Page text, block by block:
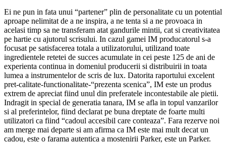
Ei ne pun in fata unui “partener” plin de personalitate cu un potential
aproape nelimitat de a ne inspira, a ne tenta si a ne provoaca in
acelasi timp sa ne transferam atat gandurile mintii, cat si creativitatea
pe hartie cu ajutorul scrisului. In cazul gamei IM producatorul s-a
focusat pe satisfacerea totala a utilizatorului, utilizand toate
ingredientele retetei de succes acumulate in cei peste 125 de ani de
experienta continua in domeniul producerii si distribuirii in toata
lumea a instrumentelor de scris de lux. Datorita raportului excelent
pret-calitate-functionalitate-“prezenta scenica”, IM este un produs
extrem de apreciat fiind unul din preferatele incontestabile ale pietii.
Indragit in special de generatia tanara, IM se afla in topul vanzarilor
si al preferintelor, fiind declarat pe buna dreptate de foarte multi
utilizatori ca fiind “cadoul accesibil care conteaza”. Fara rezerve noi
am merge mai departe si am afirma ca IM este mai mult decat un
cadou, este o farama autentica a mostenirii Parker, este un Parker.